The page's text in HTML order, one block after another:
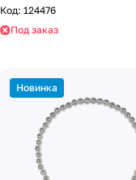
Код: 124476
Под заказ
Новинка